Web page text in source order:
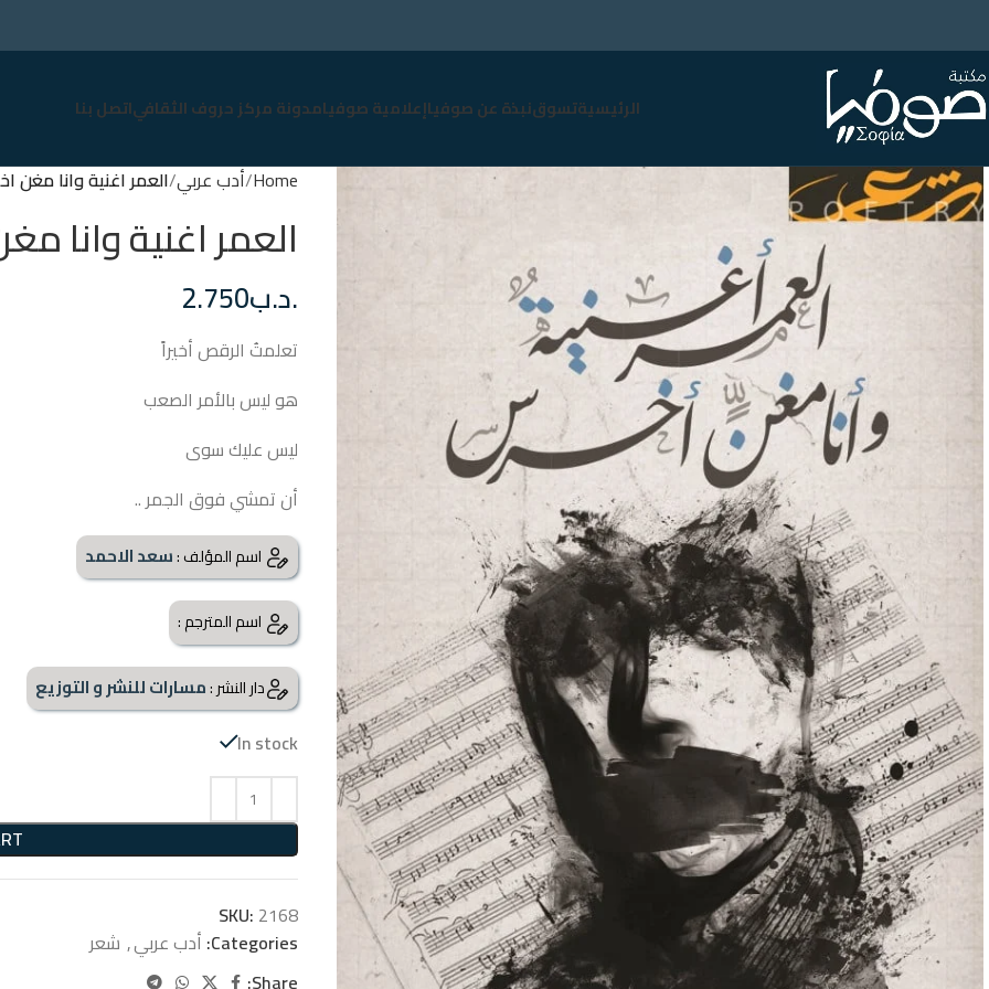
الرئيسيةتسوقنبذة عن صوفياإعلامية صوفيامدونة مركز حروف الثقافياتصل بنا
Home أدب عربي العمر اغنية وانا مغن
العمر اغنية وانا
.د.ب2.750
تعلمتُ الرقص أخيراً
هو ليس بالأمر الصعب
ليس عليك سوى
أن تمشي فوق الجمر ..
اسم المؤلف :سعد الاحمد
اسم المترجم :
دار النشر :مسارات للنشر و التوزيع
In stock
SKU: 2168
Categories: أدب عربي, شعر
Share: